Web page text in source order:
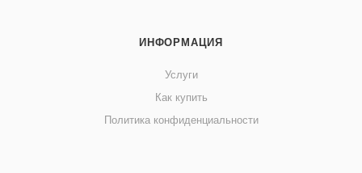
ИНФОРМАЦИЯ
Услуги
Как купить
Политика конфиденциальности